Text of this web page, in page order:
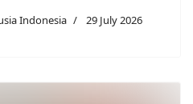
Indonesia 29 July 2026